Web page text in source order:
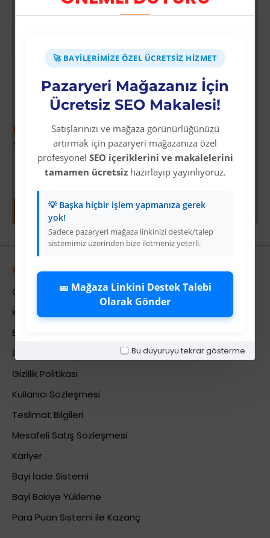
🚀 BAYILERIMIZE ÖZEL ÜCRETSIZ HIZMET
Pazaryeri Mağazanız İçin
Ücretsiz SEO Makalesi!
Satışlarınızı ve mağaza görünürlüğünüzü
artırmak için pazaryeri mağazanıza özel
profesyonel SEO içeriklerini ve makalelerini
tamamen ücretsizhazırlayıp yayınlıyoruz.
💡 Başka hiçbir işlem yapmanıza gerek
yok!
Sadece pazaryeri mağaza linkinizi destek/talep
sistemimiz üzerinden bize iletmeniz yeterli.
🎫 Mağaza Linkini Destek Talebi
Olarak Gönder
Bu duyuruyu tekrar gösterme
Star Diving Dalış Maskesi Yetişkin - 51701-MAVİ - 1 ADET
Üyelere Özel Fiyat
Üye Olunuz
Üyelere Özel Fiyat
Kurumsal
Colezium Hakkında
Kurumsal Bilgiler
Banka Hesab Bilgileri
İletişim
Gizlilik Politikası
Kullanıcı Sözleşmesi
Teslimat Bilgileri
Mesafeli Satış Sözleşmesi
Kariyer
Bayi İade Sistemi
Bayi Bakiye Yükleme
Para Puan Sistemi ile Kazanç